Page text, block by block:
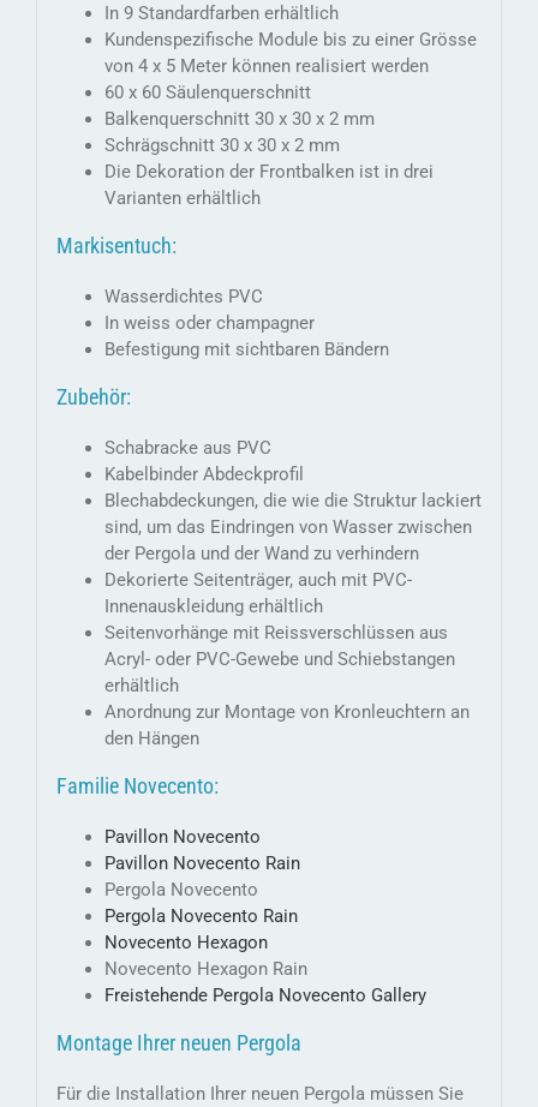
In 9 Standardfarben erhältlich
Kundenspezifische Module bis zu einer Grösse
von 4 x 5 Meter können realisiert werden
60 x 60 Säulenquerschnitt
Balkenquerschnitt 30 x 30 x 2 mm
Schrägschnitt 30 x 30 x 2 mm
Die Dekoration der Frontbalken ist in drei
Varianten erhältlich
Markisentuch:
Wasserdichtes PVC
In weiss oder champagner
Befestigung mit sichtbaren Bändern
Zubehör:
Schabracke aus PVC
Kabelbinder Abdeckprofil
Blechabdeckungen, die wie die Struktur lackiert
sind, um das Eindringen von Wasser zwischen
der Pergola und der Wand zu verhindern
Dekorierte Seitenträger, auch mit PVC-
Innenauskleidung erhältlich
Seitenvorhänge mit Reissverschlüssen aus
Acryl- oder PVC-Gewebe und Schiebstangen
erhältlich
Anordnung zur Montage von Kronleuchtern an
den Hängen
Familie Novecento:
Pavillon Novecento
Pavillon Novecento Rain
Pergola Novecento
Pergola Novecento Rain
Novecento Hexagon
Novecento Hexagon Rain
Freistehende Pergola Novecento Gallery
Montage Ihrer neuen Pergola
Für die Installation Ihrer neuen Pergola müssen Sie